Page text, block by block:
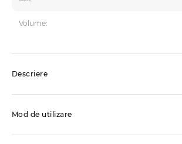
Volume:
Descriere
Mod de utilizare